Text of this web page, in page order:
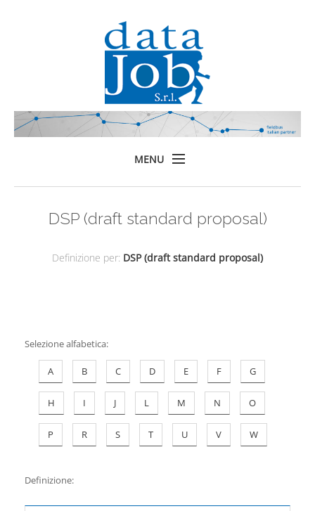
MENU
ProdottiDSP (draft standard proposal)
Definizione per: DSP (draft standard proposal)
Selezione alfabetica:
A B C D E F G
H I J L M N O
P R S T U V W
Definizione: